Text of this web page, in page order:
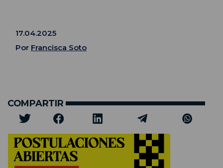
17.04.2025
Por Francisca Soto
COMPARTIR